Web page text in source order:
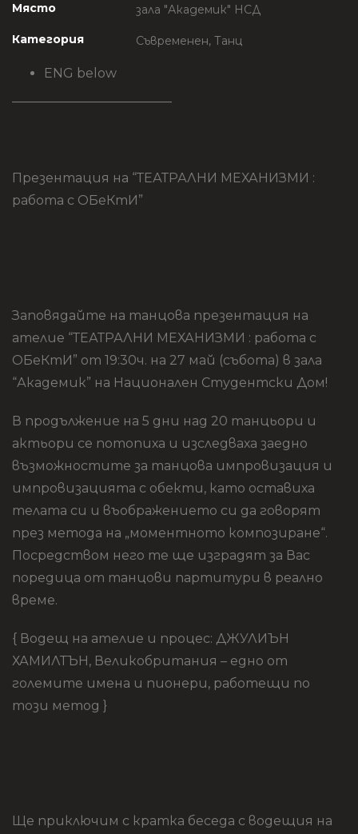
Място зала "Академик" НСД
Категория Съвременен, Танц
ENG below
————————————–
Презентация на “ТЕАТРАЛНИ МЕХАНИЗМИ :
работа с ОБеКтИ”
Заповядайте на танцова презентация на
ателие “ТЕАТРАЛНИ МЕХАНИЗМИ : работа с
ОБеКтИ” от 19:30ч. на 27 май (събота) в зала
“Академик” на Национален Студентски Дом!
В продължение на 5 дни над 20 танцьори и
актьори се потопиха и изследваха заедно
възможностите за танцова импровизация и
импровизацията с обекти, като оставиха
телата си и въображението си да говорят
през метода на „моментното композиране“.
Посредством него те ще изградят за Вас
поредица от танцови партитури в реално
време.
{ Водещ на ателие и процес: ДЖУЛИЪН
ХАМИЛТЪН, Великобритания – едно от
големите имена и пионери, работещи по
този метод }
Ще приключим с кратка беседа с водещия на